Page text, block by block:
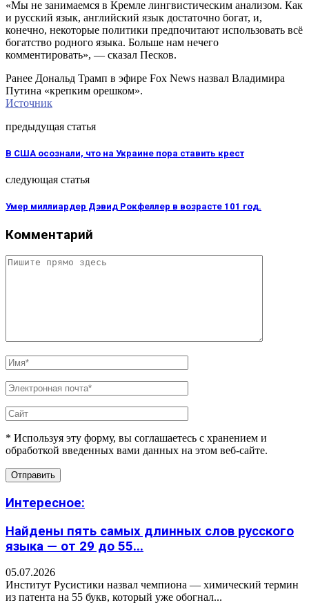
«Мы не занимаемся в Кремле лингвистическим анализом. Как
и русский язык, английский язык достаточно богат, и,
конечно, некоторые политики предпочитают использовать всё
богатство родного языка. Больше нам нечего
комментировать», — сказал Песков.
Ранее Дональд Трамп в эфире Fox News назвал Владимира
Путина «крепким орешком».
Источник
предыдущая статья
В США осознали, что на Украине пора ставить крест
следующая статья
Умер миллиардер Дэвид Рокфеллер в возрасте 101 год.
Комментарий
* Используя эту форму, вы соглашаетесь с хранением и
обработкой введенных вами данных на этом веб-сайте.
Интересное:
Найдены пять самых длинных слов русского
языка — от 29 до 55...
05.07.2026
Институт Русистики назвал чемпиона — химический термин
из патента на 55 букв, который уже обогнал...